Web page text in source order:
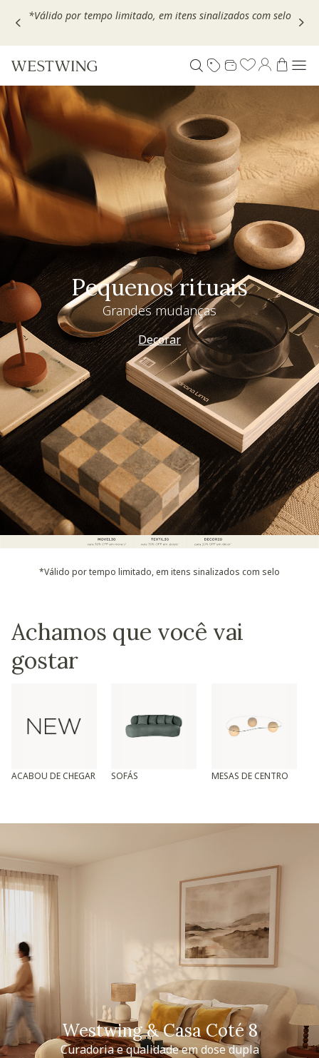
Escolha seu VOUCHER e ganhe até 30% OFF*: useMOVEL30,
Pequenos rituais
Grandes mudanças
Decorar
*Válido por tempo limitado, em itens sinalizados com selo
Achamos que você vai
gostar
ACABOU DE CHEGAR SOFÁS MESAS DE CENTRO
Westwing & Casa Coté 8
Curadoria e qualidade em dose dupla